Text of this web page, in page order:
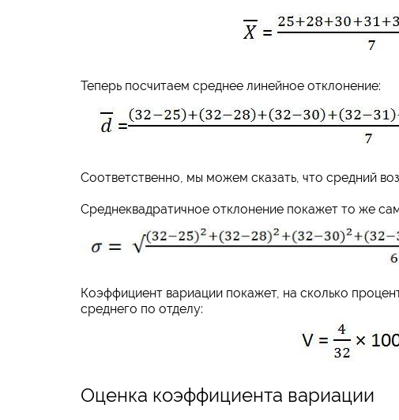
Теперь посчитаем среднее линейное отклонение:
Соответственно, мы можем сказать, что средний
Среднеквадратичное отклонение покажет то же
Коэффициент вариации покажет, на сколько
среднего по отделу:
Оценка коэффициента вариации